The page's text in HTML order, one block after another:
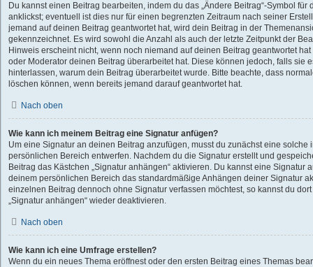
Du kannst einen Beitrag bearbeiten, indem du das „Ändere Beitrag“-Symbol
anklickst; eventuell ist dies nur für einen begrenzten Zeitraum nach seiner
jemand auf deinen Beitrag geantwortet hat, wird dein Beitrag in der
gekennzeichnet. Es wird sowohl die Anzahl als auch der letzte Zeitpunkt der
Hinweis erscheint nicht, wenn noch niemand auf deinen Beitrag geantwortet
oder Moderator deinen Beitrag überarbeitet hat. Diese können jedoch, falls sie
hinterlassen, warum dein Beitrag überarbeitet wurde. Bitte beachte, dass
löschen können, wenn bereits jemand darauf geantwortet hat.
Nach oben
Wie kann ich meinem Beitrag eine Signatur anfügen?
Um eine Signatur an deinen Beitrag anzufügen, musst du zunächst eine
persönlichen Bereich entwerfen. Nachdem du die Signatur erstellt und
Beitrag das Kästchen „Signatur anhängen“ aktivieren. Du kannst eine Signatur
deinem persönlichen Bereich das standardmäßige Anhängen deiner Signatur
einzelnen Beitrag dennoch ohne Signatur verfassen möchtest, so kannst du
„Signatur anhängen“ wieder deaktivieren.
Nach oben
Wie kann ich eine Umfrage erstellen?
Wenn du ein neues Thema eröffnest oder den ersten Beitrag eines Themas